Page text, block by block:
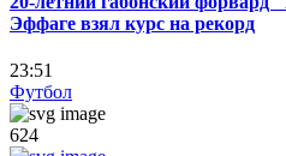
Эффаге взял курс на рекорд
23:51
Футбол
624